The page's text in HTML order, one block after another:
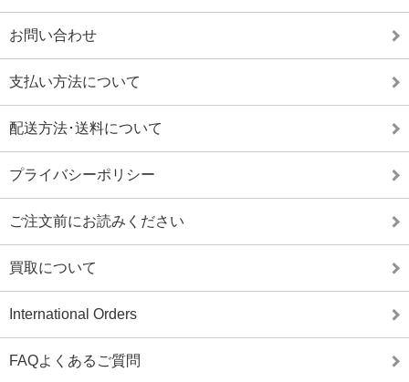
お問い合わせ
支払い方法について
配送方法･送料について
プライバシーポリシー
ご注文前にお読みください
買取について
International Orders
FAQよくあるご質問